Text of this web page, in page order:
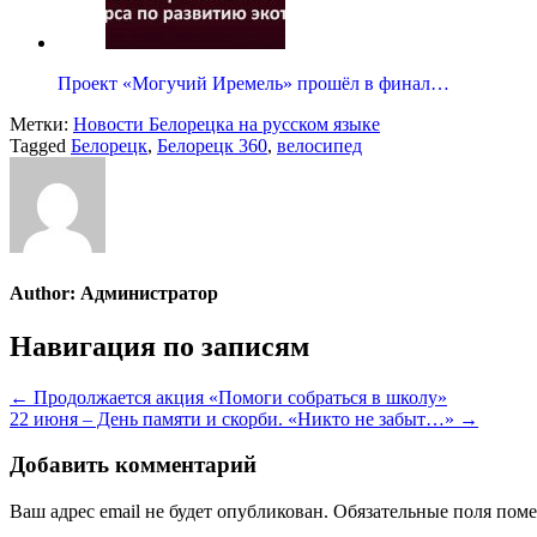
Проект «Могучий Иремель» прошёл в финал…
Метки: Новости Белорецка на русском языке
Tagged Белорецк, Белорецк 360, велосипед
Author: Администратор
Навигация по записям
← Продолжается акция «Помоги собраться в школу»
22 июня – День памяти и скорби. «Никто не забыт…» →
Добавить комментарий
Ваш адрес email не будет опубликован. Обязательные поля